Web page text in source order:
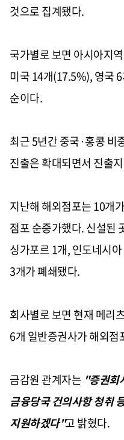
것으로 집계됐다.
국가별로 보면 아시아지
미국 14개(17.5%), 영국
순이다.
최근 5년간 중국·홍콩 비
진출은 확대되면서 진출
지난해 해외점포는 10개
점포 순증가했다. 신설된
싱가포르 1개, 인도네시
3개가 폐쇄됐다.
회사별로 보면 현재 메리
6개 일반증권사가 해외점
금감원 관계자는 "증권회
금융당국 건의사항 청취
지원하겠다"고 밝혔다.